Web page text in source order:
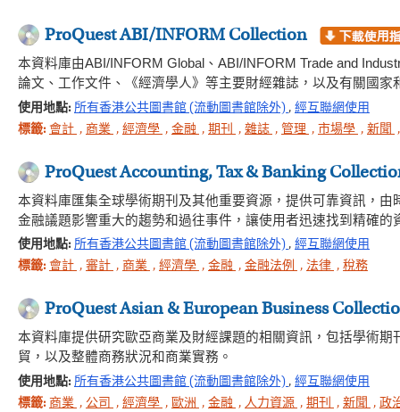
ProQuest ABI/INFORM Collection
本資料庫由ABI/INFORM Global、ABI/INFORM Trade and
論文、工作文件、《經濟學人》等主要財經雜誌，以及有關國家
使用地點: 所有香港公共圖書館 (流動圖書館除外) , 經互聯網使用
標籤: 會計 , 商業 , 經濟學 , 金融 , 期刊 , 雜誌 , 管理 , 市場學 , 新聞
ProQuest Accounting, Tax & Banking
本資料庫匯集全球學術期刊及其他重要資源，提供可靠資訊，
金融議題影響重大的趨勢和過往事件，讓使用者迅速找到精確的
使用地點: 所有香港公共圖書館 (流動圖書館除外) , 經互聯網使用
標籤: 會計 , 審計 , 商業 , 經濟學 , 金融 , 金融法例 , 法律 , 稅務
ProQuest Asian & European Business
本資料庫提供研究歐亞商業及財經課題的相關資訊，包括學術
貿，以及整體商務狀況和商業實務。
使用地點: 所有香港公共圖書館 (流動圖書館除外) , 經互聯網使用
標籤: 商業 , 公司 , 經濟學 , 歐洲 , 金融 , 人力資源 , 期刊 , 新聞 , 政